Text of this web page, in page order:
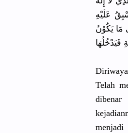
عَلَيْهِ
مَا يَكُوْنُ
Telah
dibenar